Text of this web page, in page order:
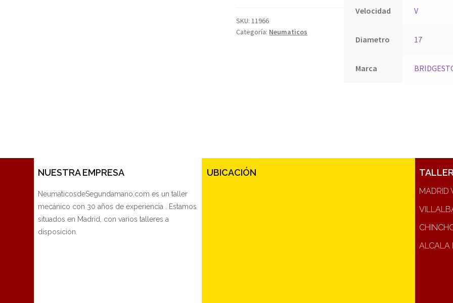
SKU:11966
Categoría: Neumaticos
Velocidad V
Diametro 17
Marca
NUESTRA EMPRESA
NeumaticosdeSegundamano.com es un taller
mecánico con 30 años de experiencia . Estamos
situados en Madrid, con varios talleres a
disposición.
UBICACIÓN
MADRID
ALCALA